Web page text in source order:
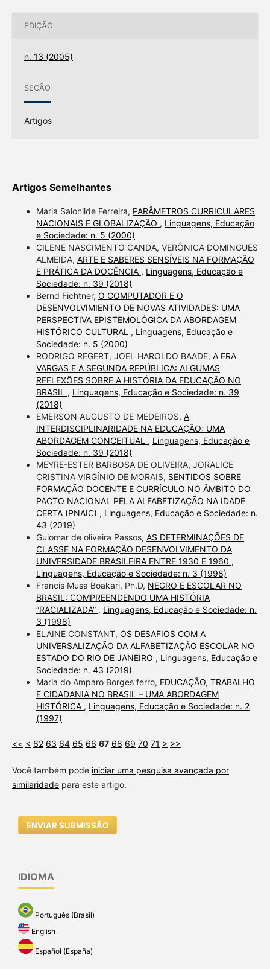
EDIÇÃO
n. 13 (2005)
SEÇÃO
Artigos
Artigos Semelhantes
Maria Salonilde Ferreira, PARÂMETROS CURRICULARES
NACIONAIS E GLOBALIZAÇÃO , Linguagens, Educação
e Sociedade: n. 5 (2000)
CILENE NASCIMENTO CANDA, VERÔNICA DOMINGUES
ALMEIDA, ARTE E SABERES SENSÍVEIS NA FORMAÇÃO
E PRÁTICA DA DOCÊNCIA , Linguagens, Educação e
Sociedade: n. 39 (2018)
Bernd Fichtner, O COMPUTADOR E O
DESENVOLVIMIENTO DE NOVAS ATIVIDADES: UMA
PERSPECTIVA EPISTEMOLÓGICA DA ABORDAGEM
HISTÓRICO CULTURAL , Linguagens, Educação e
Sociedade: n. 5 (2000)
RODRIGO REGERT, JOEL HAROLDO BAADE, A ERA
VARGAS E A SEGUNDA REPÚBLICA: ALGUMAS
REFLEXÕES SOBRE A HISTÓRIA DA EDUCAÇÃO NO
BRASIL , Linguagens, Educação e Sociedade: n. 39
(2018)
EMERSON AUGUSTO DE MEDEIROS, A
INTERDISCIPLINARIDADE NA EDUCAÇÃO: UMA
ABORDAGEM CONCEITUAL , Linguagens, Educação e
Sociedade: n. 39 (2018)
MEYRE-ESTER BARBOSA DE OLIVEIRA, JORALICE
CRISTINA VIRGÍNIO DE MORAIS, SENTIDOS SOBRE
FORMAÇÃO DOCENTE E CURRÍCULO NO ÂMBITO DO
PACTO NACIONAL PELA ALFABETIZAÇÃO NA IDADE
CERTA (PNAIC) , Linguagens, Educação e Sociedade: n.
43 (2019)
Guiomar de oliveira Passos, AS DETERMINAÇÕES DE
CLASSE NA FORMAÇÃO DESENVOLVIMENTO DA
UNIVERSIDADE BRASILEIRA ENTRE 1930 E 1960 ,
Linguagens, Educação e Sociedade: n. 3 (1998)
Francis Musa Boakari, Ph.D, NEGRO E ESCOLAR NO
BRASIL: COMPREENDENDO UMA HISTÓRIA
“RACIALIZADA” , Linguagens, Educação e Sociedade: n.
3 (1998)
ELAINE CONSTANT, OS DESAFIOS COM A
UNIVERSALIZAÇÃO DA ALFABETIZAÇÃO ESCOLAR NO
ESTADO DO RIO DE JANEIRO , Linguagens, Educação e
Sociedade: n. 43 (2019)
Maria do Amparo Borges ferro, EDUCAÇÃO, TRABALHO
E CIDADANIA NO BRASIL – UMA ABORDAGEM
HISTÓRICA , Linguagens, Educação e Sociedade: n. 2
(1997)
<< < 62 63 64 65 66 67 68 69 70 71 > >>
Você também pode iniciar uma pesquisa avançada por
similaridadepara este artigo.
ENVIAR SUBMISSÃO
IDIOMA
Português (Brasil)
English
Español (España)